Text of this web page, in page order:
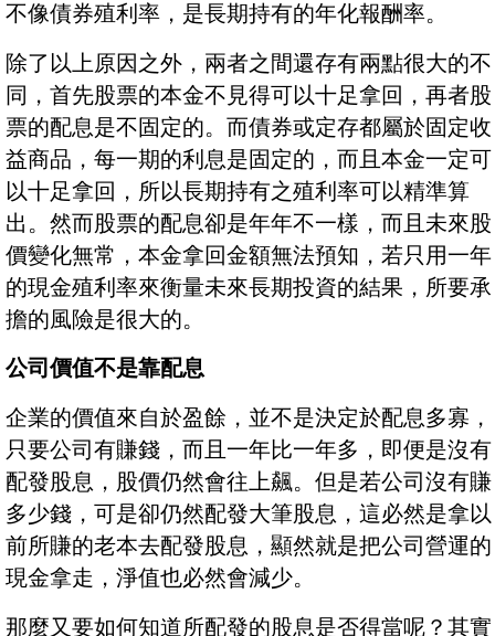
不像債券殖利率，是長期持有的年化報酬率。
除了以上原因之外，兩者之間還存有兩點很大的不
同，首先股票的本金不見得可以十足拿回，再者股
票的配息是不固定的。而債券或定存都屬於固定收
益商品，每一期的利息是固定的，而且本金一定可
以十足拿回，所以長期持有之殖利率可以精準算
出。然而股票的配息卻是年年不一樣，而且未來股
價變化無常，本金拿回金額無法預知，若只用一年
的現金殖利率來衡量未來長期投資的結果，所要承
擔的風險是很大的。
公司價值不是靠配息
企業的價值來自於盈餘，並不是決定於配息多寡，
只要公司有賺錢，而且一年比一年多，即便是沒有
配發股息，股價仍然會往上飆。但是若公司沒有賺
多少錢，可是卻仍然配發大筆股息，這必然是拿以
前所賺的老本去配發股息，顯然就是把公司營運的
現金拿走，淨值也必然會減少。
那麼又要如何知道所配發的股息是否得當呢？其實